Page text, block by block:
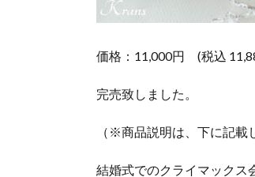
ム
ムピ
の仕
価格：11,000円 (税込
完売致しました。
（※商品説明は、下に記載
結婚式でのクライマックス